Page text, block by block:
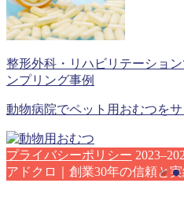
整形外科・リハビリテーショ
ンプリング事例
動物病院でペット用おむつを
プライバシーポリシー
アドクロ｜創業30年の信頼と